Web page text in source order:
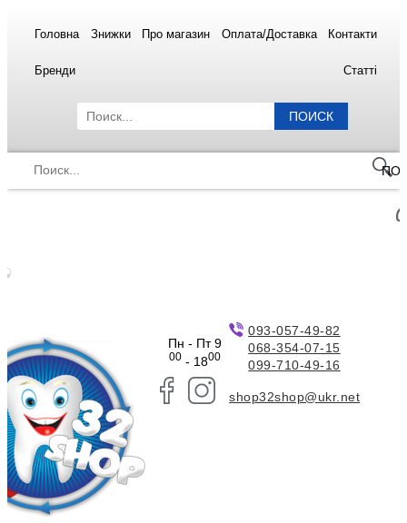
Головна Знижки Про магазин Оплата/Доставка Контакти
Бренди Статті
ПОИСК
Пн - Пт 9
00- 1800
093-057-49-82
068-354-07-15
099-710-49-16
shop32shop@ukr.net